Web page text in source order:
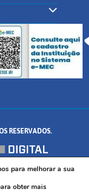
RESERVADOS.
FORMIGA/MG - CEP:
para melhorar a sua
obter mais